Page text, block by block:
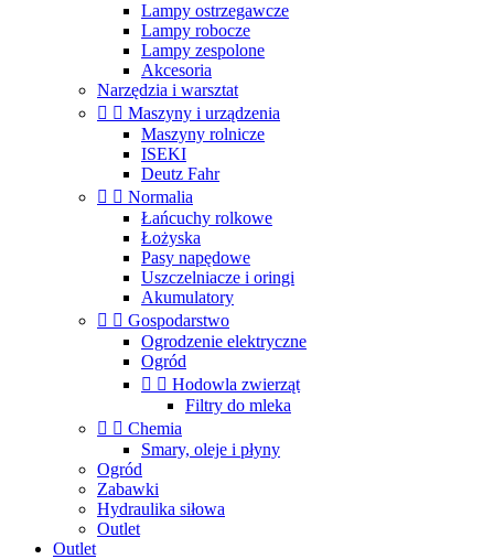
Lampy ostrzegawcze
Lampy robocze
Lampy zespolone
Akcesoria
Narzędzia i warsztat
  Maszyny i urządzenia
Maszyny rolnicze
ISEKI
Deutz Fahr
  Normalia
Łańcuchy rolkowe
Łożyska
Pasy napędowe
Uszczelniacze i oringi
Akumulatory
  Gospodarstwo
Ogrodzenie elektryczne
Ogród
  Hodowla zwierząt
Filtry do mleka
  Chemia
Smary, oleje i płyny
Ogród
Zabawki
Hydraulika siłowa
Outlet
Outlet